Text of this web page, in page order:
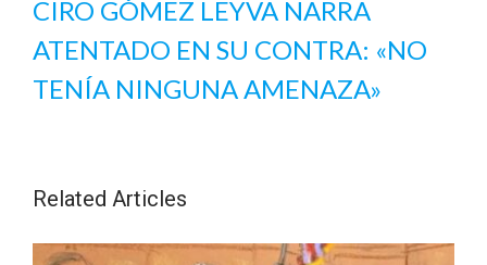
CIRO GÓMEZ LEYVA NARRA
ATENTADO EN SU CONTRA: «NO
TENÍA NINGUNA AMENAZA»
Related Articles